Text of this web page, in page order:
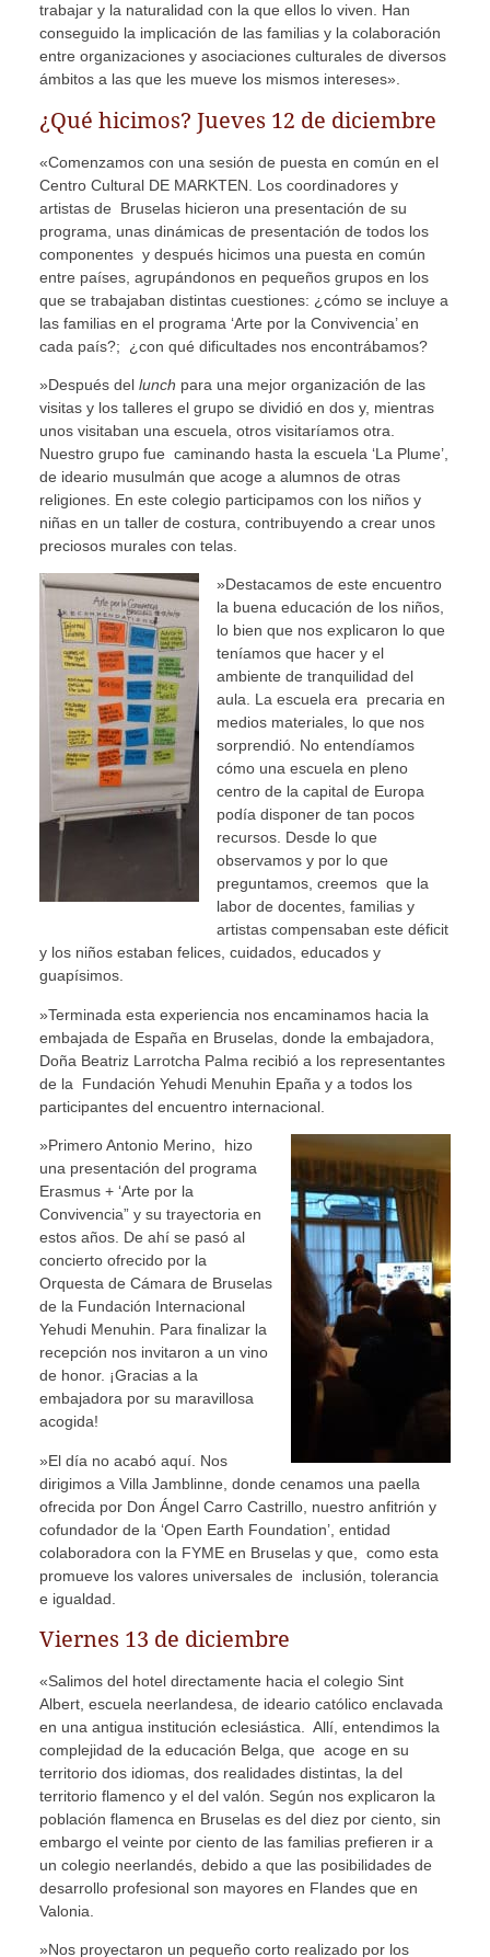
trabajar y la naturalidad con la que ellos lo viven. Han
conseguido la implicación de las familias y la colaboración
entre organizaciones y asociaciones culturales de diversos
ámbitos a las que les mueve los mismos intereses».
¿Qué hicimos? Jueves 12 de diciembre
«Comenzamos con una sesión de puesta en común en el
Centro Cultural DE MARKTEN. Los coordinadores y
artistas de Bruselas hicieron una presentación de su
programa, unas dinámicas de presentación de todos los
componentes y después hicimos una puesta en común
entre países, agrupándonos en pequeños grupos en los
que se trabajaban distintas cuestiones: ¿cómo se incluye a
las familias en el programa ‘Arte por la Convivencia’ en
cada país?; ¿con qué dificultades nos encontrábamos?
»Después del lunch para una mejor organización de las
visitas y los talleres el grupo se dividió en dos y, mientras
unos visitaban una escuela, otros visitaríamos otra.
Nuestro grupo fue caminando hasta la escuela ‘La Plume’,
de ideario musulmán que acoge a alumnos de otras
religiones. En este colegio participamos con los niños y
niñas en un taller de costura, contribuyendo a crear unos
preciosos murales con telas.
»Destacamos de este encuentro
la buena educación de los niños,
lo bien que nos explicaron lo que
teníamos que hacer y el
ambiente de tranquilidad del
aula. La escuela era precaria en
medios materiales, lo que nos
sorprendió. No entendíamos
cómo una escuela en pleno
centro de la capital de Europa
podía disponer de tan pocos
recursos. Desde lo que
observamos y por lo que
preguntamos, creemos que la
labor de docentes, familias y
artistas compensaban este déficit
y los niños estaban felices, cuidados, educados y
guapísimos.
»Terminada esta experiencia nos encaminamos hacia la
embajada de España en Bruselas, donde la embajadora,
Doña Beatriz Larrotcha Palma recibió a los representantes
de la Fundación Yehudi Menuhin Epaña y a todos los
participantes del encuentro internacional.
»Primero Antonio Merino, hizo
una presentación del programa
Erasmus + ‘Arte por la
Convivencia” y su trayectoria en
estos años. De ahí se pasó al
concierto ofrecido por la
Orquesta de Cámara de Bruselas
de la Fundación Internacional
Yehudi Menuhin. Para finalizar la
recepción nos invitaron a un vino
de honor. ¡Gracias a la
embajadora por su maravillosa
acogida!
»El día no acabó aquí. Nos
dirigimos a Villa Jamblinne, donde cenamos una paella
ofrecida por Don Ángel Carro Castrillo, nuestro anfitrión y
cofundador de la ‘Open Earth Foundation’, entidad
colaboradora con la FYME en Bruselas y que, como esta
promueve los valores universales de inclusión, tolerancia
e igualdad.
Viernes 13 de diciembre
«Salimos del hotel directamente hacia el colegio Sint
Albert, escuela neerlandesa, de ideario católico enclavada
en una antigua institución eclesiástica. Allí, entendimos la
complejidad de la educación Belga, que acoge en su
territorio dos idiomas, dos realidades distintas, la del
territorio flamenco y el del valón. Según nos explicaron la
población flamenca en Bruselas es del diez por ciento, sin
embargo el veinte por ciento de las familias prefieren ir a
un colegio neerlandés, debido a que las posibilidades de
desarrollo profesional son mayores en Flandes que en
Valonia.
»Nos proyectaron un pequeño corto realizado por los